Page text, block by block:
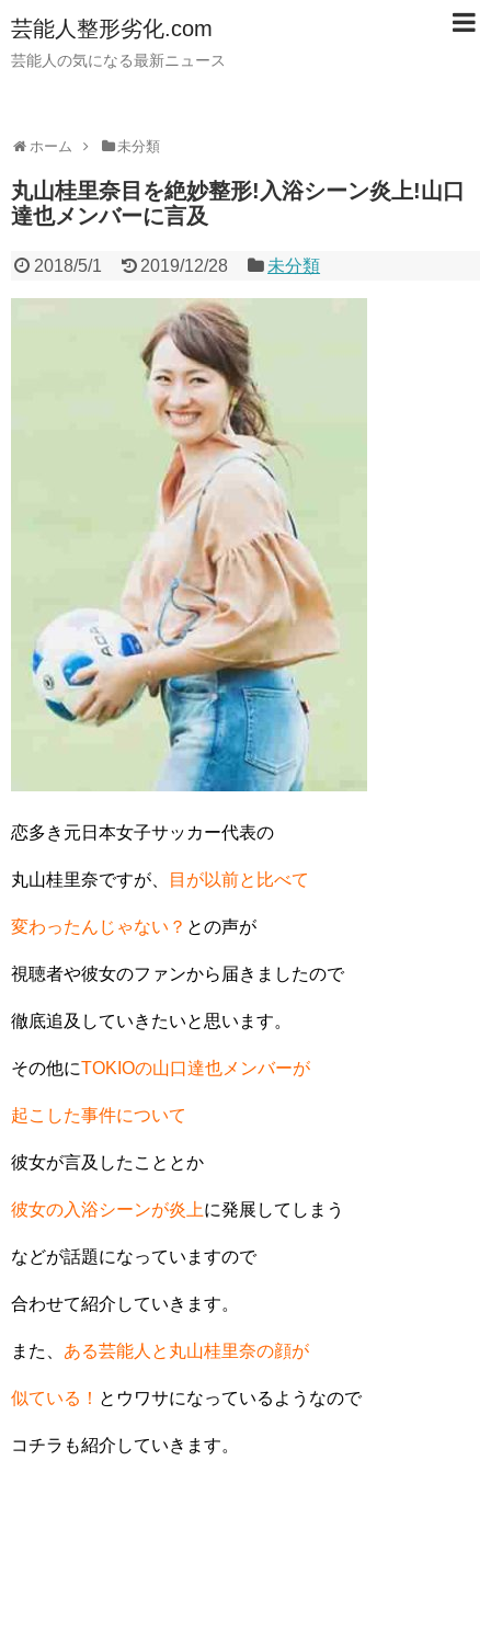
芸能人整形劣化.com
芸能人の気になる最新ニュース
ホーム 未分類
丸山桂里奈目を絶妙整形!入浴シーン炎上!山口
達也メンバーに言及
2018/5/1 2019/12/28 未分類
恋多き元日本女子サッカー代表の
丸山桂里奈ですが、 目が以前と比べて
変わったんじゃない？ との声が
視聴者や彼女のファンから届きましたので
徹底追及していきたいと思います。
その他にTOKIOの山口達也メンバーが
起こした事件について
彼女が言及したこととか
彼女の入浴シーンが炎上に発展してしまう
などが話題になっていますので
合わせて紹介していきます。
また、 ある芸能人と丸山桂里奈の顔が
似ている！ とウワサになっているようなので
コチラも紹介していきます。